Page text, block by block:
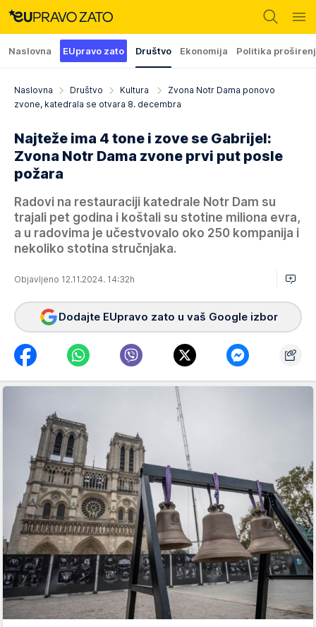
Naslovna EUpravo zato Društvo Ekonomija Politika
Naslovna Društvo Kultura
Zvona Notr Dama ponovo
zvone, katedrala se otvara 8. decembra
Najteže ima 4 tone i zove se Gabrijel:
Zvona Notr Dama zvone prvi put posle
požara
Radovi na restauraciji katedrale Notr Dam su
trajali pet godina i koštali su stotine miliona evra,
a u radovima je učestvovalo oko 250 kompanija i
nekoliko stotina stručnjaka.
Objavljeno 12.11.2024. 14:32h
Dodajte EUpravo zato u vaš Google izbor